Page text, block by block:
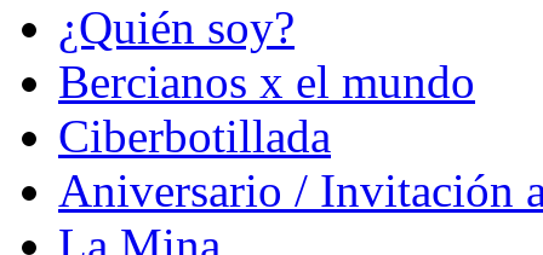
¿Quién soy?
Bercianos x el mundo
Ciberbotillada
Aniversario / Invitación